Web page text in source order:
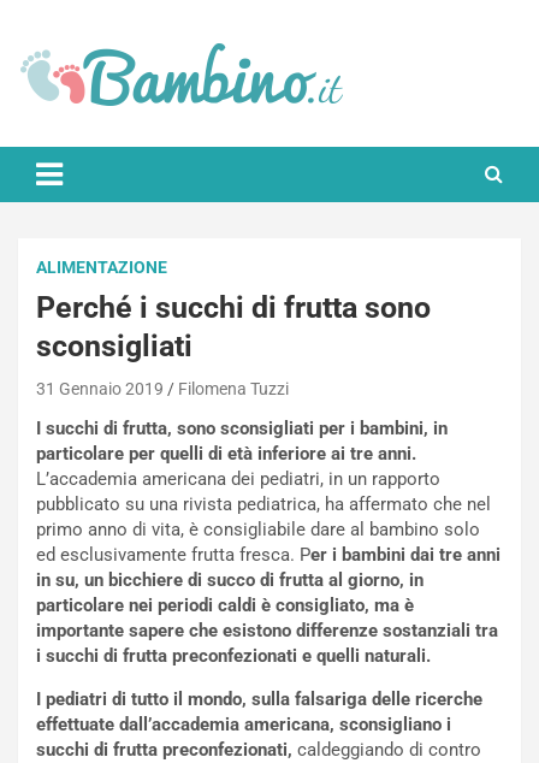
content
Bambino.it
ALIMENTAZIONE
Perché i succhi di frutta sono
sconsigliati
31 Gennaio 2019 Filomena Tuzzi
I succhi di frutta, sono sconsigliati per i bambini, in
particolare per quelli di età inferiore ai tre anni.
L’accademia americana dei pediatri, in un rapporto
pubblicato su una rivista pediatrica, ha affermato che nel
primo anno di vita, è consigliabile dare al bambino solo
ed esclusivamente frutta fresca. Per i bambini dai tre anni
in su, un bicchiere di succo di frutta al giorno, in
particolare nei periodi caldi è consigliato, ma è
importante sapere che esistono differenze sostanziali tra
i succhi di frutta preconfezionati e quelli naturali.
I pediatri di tutto il mondo, sulla falsariga delle ricerche
effettuate dall’accademia americana, sconsigliano i
succhi di frutta preconfezionati, caldeggiando di contro